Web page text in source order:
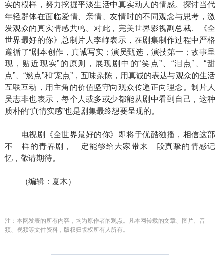
实的模样，努力挖掘平淡生活中真实动人的情感。探讨当代
年轻群体在面临爱情、亲情、友情时的不同观念与思考，激
发观众的真实情感共鸣。对此，完美世界影视副总裁、《全
世界最好的你》总制片人李峥表示，在剧集制作过程中严格
遵循了“剧本创作，真诚写实；演员甄选，演技第一；故事呈
现，贴近现实”的原则，展现剧中的“笑点”、“泪点”、“甜
点”、“燃点”和“宠点”，五味杂陈，用真诚的表达与观众的生活
互联互动，用主角的价值坚守向观众传递正向理念。制片人
吴志非也表示，每个人或多或少都能从剧中看到自己，这种
质朴的“真情实感”也是剧集最终想要呈现的。
电视剧《全世界最好的你》即将于优酷独播，相信这部
不一样的青春剧，一定能够给大家带来一段真挚的情感记
忆，敬请期待。
（编辑：夏木）
注：本网发表的所有内容，均为原作者的观点。凡本网转载的文章、图片、音
频、视频等文件资料，版权归版权所有人所有。